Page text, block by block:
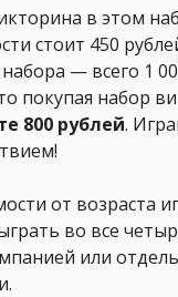
в этом
стоит 450
— всего 1
покупая набор
800 рублей.
от возраста
во все
или